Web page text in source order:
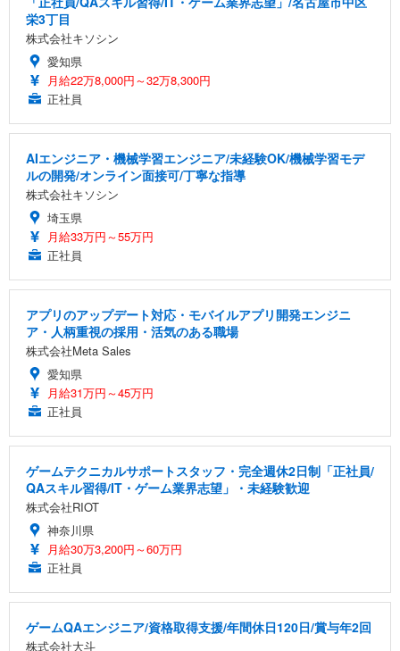
栄3丁目
株式会社キソシン
愛知県
月給22万8,000円～32万8,300円
正社員
AIエンジニア・機械学習エンジニア/未経験OK/機械学習モデ
ルの開発/オンライン面接可/丁寧な指導
株式会社キソシン
埼玉県
月給33万円～55万円
正社員
アプリのアップデート対応・モバイルアプリ開発エンジニ
ア・人柄重視の採用・活気のある職場
株式会社Meta Sales
愛知県
月給31万円～45万円
正社員
ゲームテクニカルサポートスタッフ・完全週休2日制「正社員/
QAスキル習得/IT・ゲーム業界志望」・未経験歓迎
株式会社RIOT
神奈川県
月給30万3,200円～60万円
正社員
ゲームQAエンジニア/資格取得支援/年間休日120日/賞与年2回
株式会社大斗